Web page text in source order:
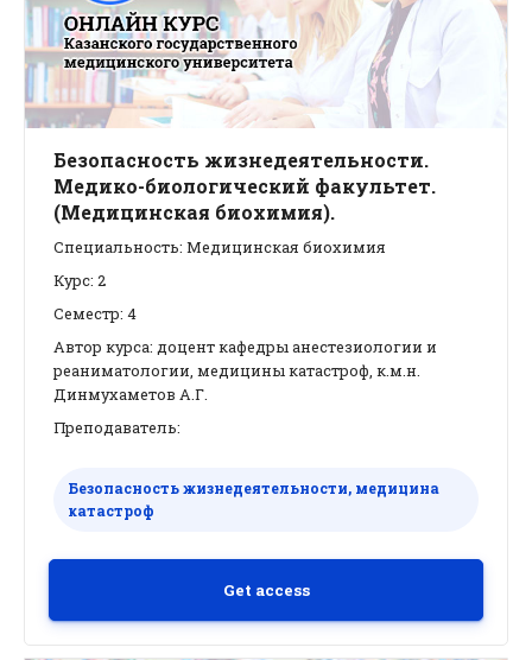
Безопасность жизнедеятельности.
Медико-биологический факультет.
(Медицинская биохимия).
Специальность: Медицинская биохимия
Курс: 2
Семестр: 4
Автор курса: доцент кафедры анестезиологии и
реаниматологии, медицины катастроф, к.м.н.
Динмухаметов А.Г.
Преподаватель:
Безопасность жизнедеятельности, медицина
катастроф
Get access